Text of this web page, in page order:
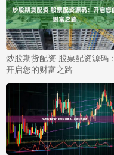
炒股期货配资 股票配资源码：
开启您的财富之路